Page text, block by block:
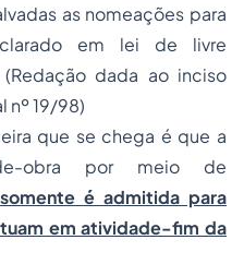
as nomeações para
em lei de livre
dada ao inciso
nº 19/98)
que se chega é que a
obra por meio de
somente é admitida para
em atividade-fim da